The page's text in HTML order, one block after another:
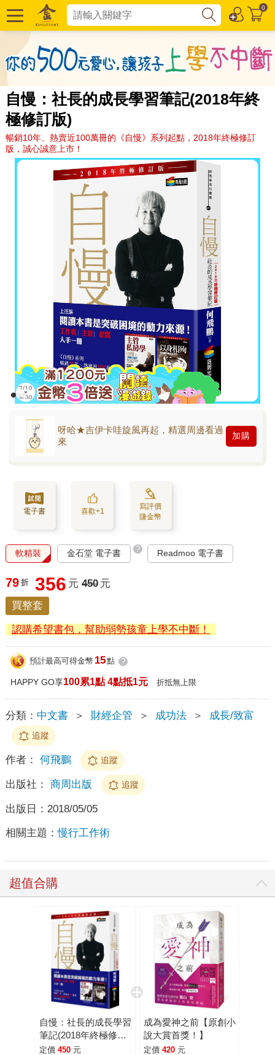
0
自慢：社長的成長學習筆記(2018年終
極修訂版)
暢銷10年、熱賣近100萬冊的《自慢》系列起點，2018年終極修訂
版，誠心誠意上市！
呀哈★吉伊卡哇旋風再起，精選周邊看過
來
加購
電子書 喜歡+1
寫評價
賺金幣
軟精裝 金石堂 電子書 ? Readmoo 電子書
79 折 356 元 450 元
買整套
認購希望書包，幫助弱勢孩童上學不中斷！
預計最高可得金幣 15點 ?
HAPPY GO享100累1點 4點抵1元 折抵無上限
分類： 中文書 ＞ 財經企管 ＞ 成功法 ＞ 成長/致富
追蹤
作者： 何飛鵬 追蹤
出版社： 商周出版 追蹤
出版日： 2018/05/05
相關主題：慢行工作術
超值合購
自慢：社長的成長學習
筆記(2018年終極修訂
版)
定價 450 元
成為愛神之前【原創小
說大賞首獎！】
定價 420 元